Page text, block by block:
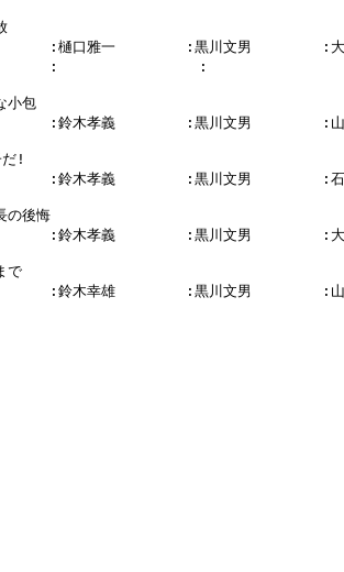
:樋口雅一        :黒川文男        :大
:                :
小包
:鈴木孝義        :黒川文男        :山
!
:鈴木孝義        :黒川文男        :石
の後悔
:鈴木孝義        :黒川文男        :大
で